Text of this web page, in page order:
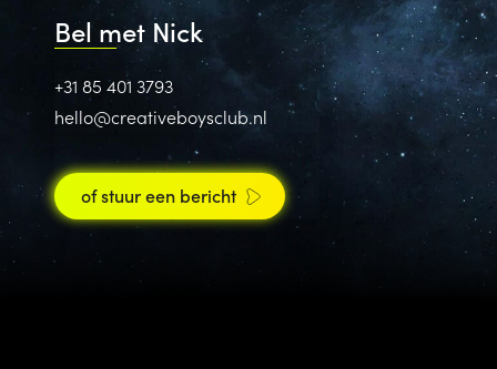
Bel met Nick
+31 85 401 3793
hello@creativeboysclub.nl
of stuur een bericht